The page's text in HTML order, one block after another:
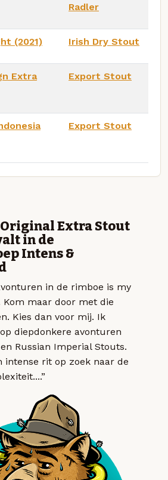
Radler
(2021) Irish Dry Stout
Extra
Export Stout
Export Stout
Extra Stout
in de
Intens &
in de rimboe is my
Kom maar door met die
Kies dan voor mij. Ik
diepdonkere avonturen
Russian Imperial Stouts.
intense rit op zoek naar de